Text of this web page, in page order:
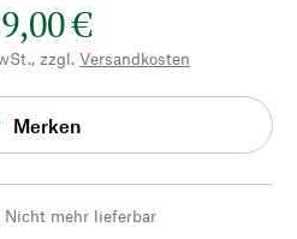
€
zzgl. Versandkosten
Merken
Nicht mehr lieferbar